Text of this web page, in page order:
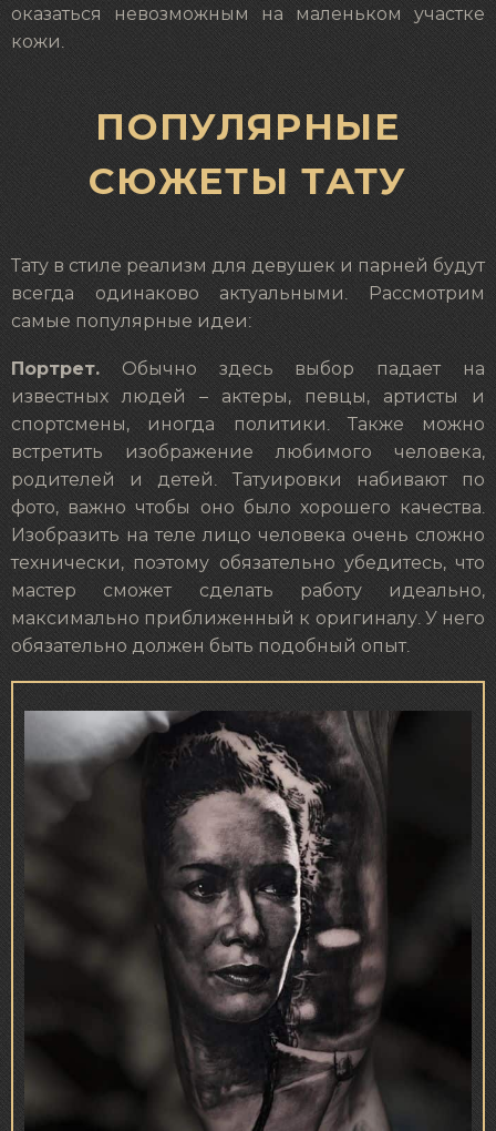
оказаться невозможным на маленьком участке
кожи.
ПОПУЛЯРНЫЕ
СЮЖЕТЫ ТАТУ
Тату в стиле реализм для девушек и парней будут
всегда одинаково актуальными. Рассмотрим
самые популярные идеи:
Портрет. Обычно здесь выбор падает на
известных людей – актеры, певцы, артисты и
спортсмены, иногда политики. Также можно
встретить изображение любимого человека,
родителей и детей. Татуировки набивают по
фото, важно чтобы оно было хорошего качества.
Изобразить на теле лицо человека очень сложно
технически, поэтому обязательно убедитесь, что
мастер сможет сделать работу идеально,
максимально приближенный к оригиналу. У него
обязательно должен быть подобный опыт.